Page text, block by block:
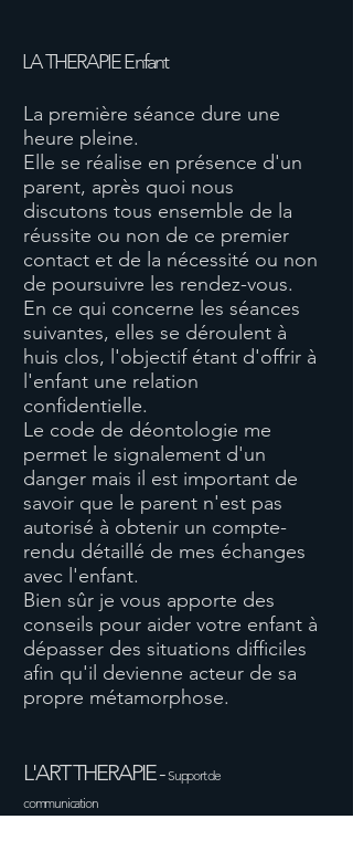
LA THERAPIE Enfant
La première séance dure une
heure pleine.
Elle se réalise en présence d'un
parent, après quoi nous
discutons tous ensemble de la
réussite ou non de ce premier
contact et de la nécessité ou non
de poursuivre les rendez-vous.
En ce qui concerne les séances
suivantes, elles se déroulent à
huis clos, l'objectif étant d'offrir à
l'enfant une relation
confidentielle.
Le code de déontologie me
permet le signalement d'un
danger mais il est important de
savoir que le parent n'est pas
autorisé à obtenir un compte-
rendu détaillé de mes échanges
avec l'enfant.
Bien sûr je vous apporte des
conseils pour aider votre enfant à
dépasser des situations difficiles
afin qu'il devienne acteur de sa
propre métamorphose.
L'ART THERAPIE -Support de
communication